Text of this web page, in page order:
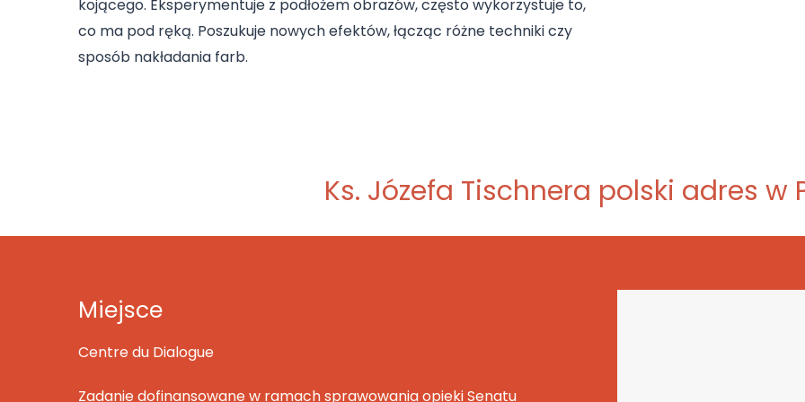
kojącego. Eksperymentuje z podłożem obrazów, często wykorzystuje to,
co ma pod ręką. Poszukuje nowych efektów, łącząc różne techniki czy
sposób nakładania farb.
Ks. Józefa Tischnera polski adres w
Miejsce
Centre du Dialogue
Zadanie dofinansowane w ramach sprawowania opieki Senatu